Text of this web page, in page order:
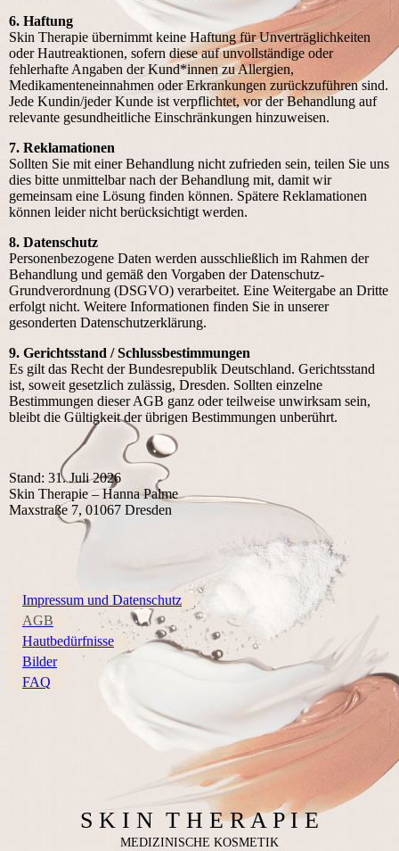
6. Haftung
Skin Therapie übernimmt keine Haftung für Unverträglichkeiten
oder Hautreaktionen, sofern diese auf unvollständige oder
fehlerhafte Angaben der Kund*innen zu Allergien,
Medikamenteneinnahmen oder Erkrankungen zurückzuführen sind.
Jede Kundin/jeder Kunde ist verpflichtet, vor der Behandlung auf
relevante gesundheitliche Einschränkungen hinzuweisen.
7. Reklamationen
Sollten Sie mit einer Behandlung nicht zufrieden sein, teilen Sie uns
dies bitte unmittelbar nach der Behandlung mit, damit wir
gemeinsam eine Lösung finden können. Spätere Reklamationen
können leider nicht berücksichtigt werden.
8. Datenschutz
Personenbezogene Daten werden ausschließlich im Rahmen der
Behandlung und gemäß den Vorgaben der Datenschutz-
Grundverordnung (DSGVO) verarbeitet. Eine Weitergabe an Dritte
erfolgt nicht. Weitere Informationen finden Sie in unserer
gesonderten Datenschutzerklärung.
9. Gerichtsstand / Schlussbestimmungen
Es gilt das Recht der Bundesrepublik Deutschland. Gerichtsstand
ist, soweit gesetzlich zulässig, Dresden. Sollten einzelne
Bestimmungen dieser AGB ganz oder teilweise unwirksam sein,
bleibt die Gültigkeit der übrigen Bestimmungen unberührt.
Stand: 31. Juli 2026
Skin Therapie – Hanna Palme
Maxstraße 7, 01067 Dresden
Impressum und Datenschutz
AGB
Hautbedürfnisse
Bilder
FAQ
S K I N T H E R A P I E
MEDIZINISCHE KOSMETIK